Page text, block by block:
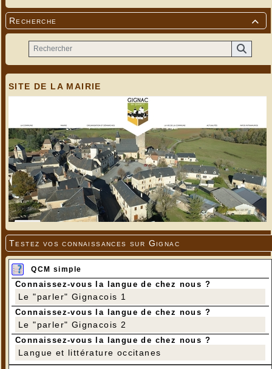

Recherche
SITE DE LA MAIRIE
Testez vos connaissances sur Gignac
QCM simple
Connaissez-vous la langue de chez nous ?
Le "parler" Gignacois 1
Connaissez-vous la langue de chez nous ?
Le "parler" Gignacois 2
Connaissez-vous la langue de chez nous ?
Langue et littérature occitanes